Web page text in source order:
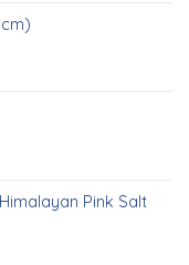
Pink Salt